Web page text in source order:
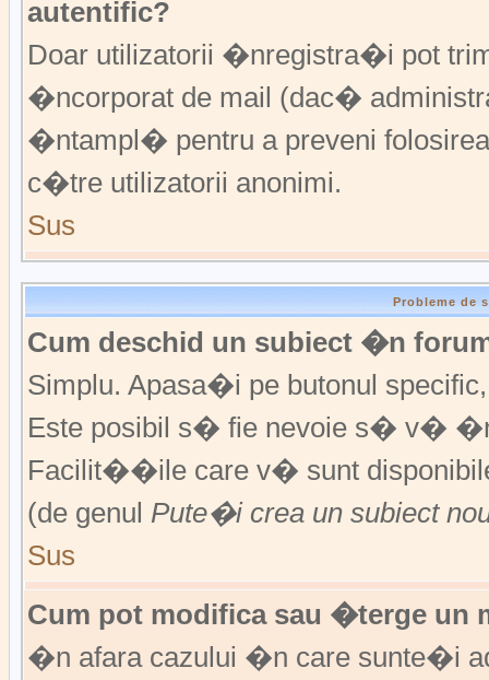
autentific?
Doar utilizatorii �nregistra�i pot
�ncorporat de mail (dac�
�ntampl� pentru a preveni
c�tre utilizatorii anonimi.
Sus
Probleme de
Cum deschid un subiect �n
Simplu. Apasa�i pe butonul
Este posibil s� fie nevoie s� v�
Facilit��ile care v� sunt
(de genul Pute�i crea un subiect
Sus
Cum pot modifica sau �terge un
�n afara cazului �n care sunte�i